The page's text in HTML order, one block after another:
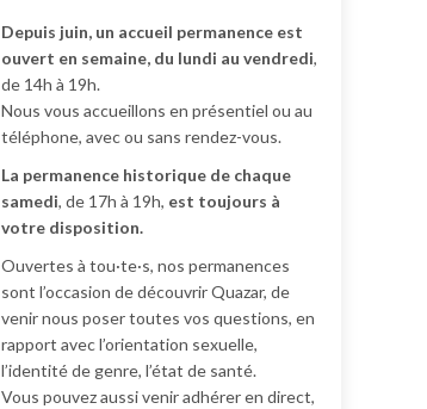
Depuis juin, un accueil permanence est
ouvert en semaine, du lundi au vendredi,
de 14h à 19h.
Nous vous accueillons en présentiel ou au
téléphone, avec ou sans rendez-vous.
La permanence historique de chaque
samedi, de 17h à 19h, est toujours à
votre disposition.
Ouvertes à tou·te·s, nos permanences
sont l’occasion de découvrir Quazar, de
venir nous poser toutes vos questions, en
rapport avec l’orientation sexuelle,
l’identité de genre, l’état de santé.
Vous pouvez aussi venir adhérer en direct,